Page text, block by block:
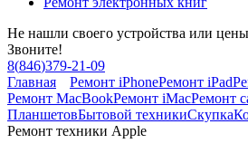
Не нашли своего устройства или
Звоните!
8(846)379-21-09
Главная
Ремонт iPhoneРемонт iPad
Ремонт MacBookРемонт iMacРемонт
ПланшетовБытовой техникиСкупка
Ремонт техники Apple